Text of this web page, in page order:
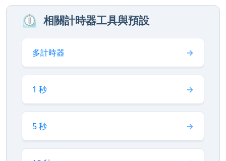
⏲️ 相關計時器工具與預設
多計時器
1 秒
5 秒